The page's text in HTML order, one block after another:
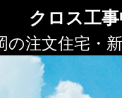
クロス工
の注文住宅・